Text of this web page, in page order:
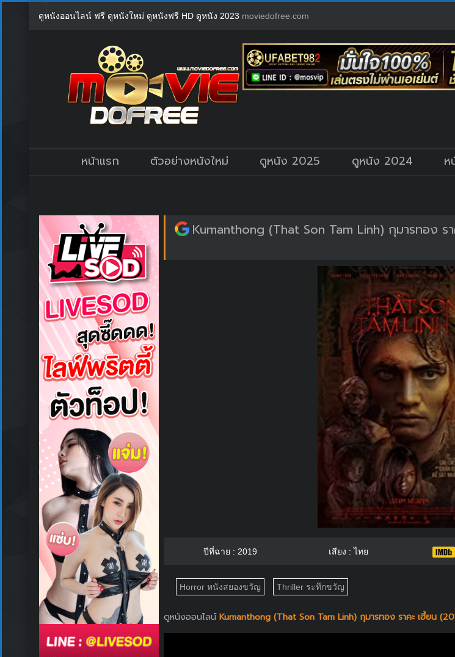
ดูหนังออนไลน์ ฟรี ดูหนังใหม่ ดูหนังฟรี HD ดูหนัง 2023 moviedofree.com
หน้าแรก ตัวอย่างหนังใหม่ ดูหนัง 2025 ดูหนัง 2024 ห
Kumanthong (That Son Tam Linh) กุมารทอง ร
ปีที่ฉาย : 2019 เสียง : ไทย
Horror หนังสยองขวัญ Thriller ระทึกขวัญ
ดูหนังออนไลน์Kumanthong (That Son Tam Linh) กุมารทอง ราคะ เฮี้ยน